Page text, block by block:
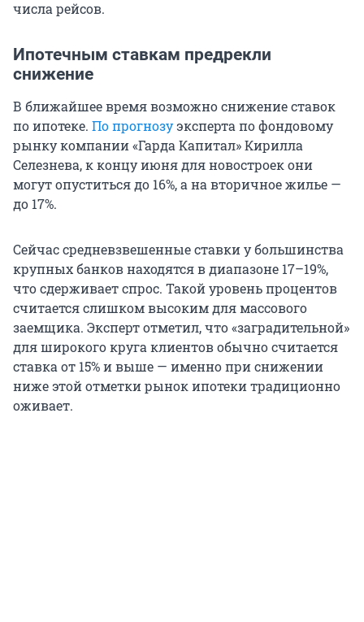
числа рейсов.
Ипотечным ставкам предрекли
снижение
В ближайшее время возможно снижение ставок
по ипотеке. По прогнозуэксперта по фондовому
рынку компании «Гарда Капитал» Кирилла
Селезнева, к концу июня для новостроек они
могут опуститься до 16%, а на вторичное жилье —
до 17%.
Сейчас средневзвешенные ставки у большинства
крупных банков находятся в диапазоне 17–19%,
что сдерживает спрос. Такой уровень процентов
считается слишком высоким для массового
заемщика. Эксперт отметил, что «заградительной»
для широкого круга клиентов обычно считается
ставка от 15% и выше — именно при снижении
ниже этой отметки рынок ипотеки традиционно
оживает.